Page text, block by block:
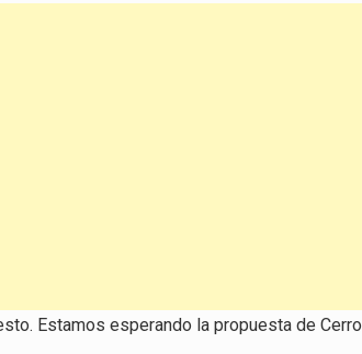
Estamos esperando la propuesta de Cerro